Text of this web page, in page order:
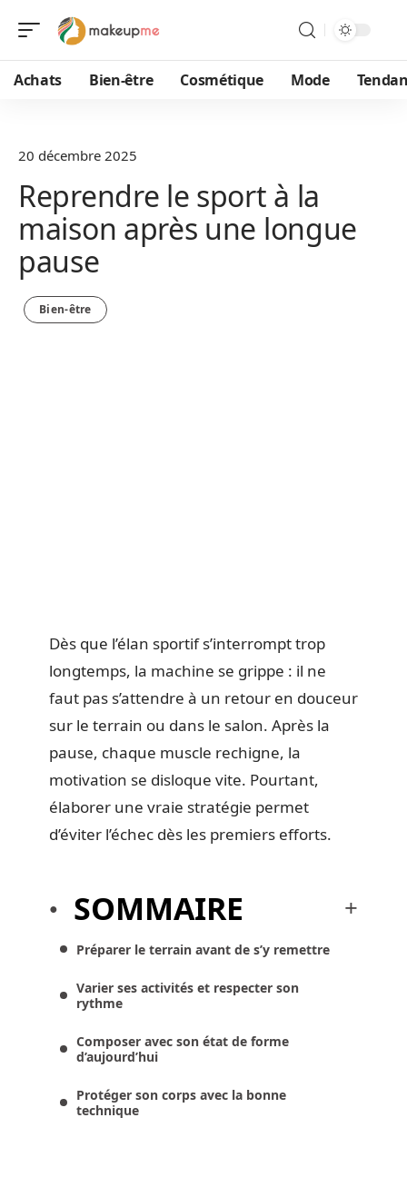
Achats Bien-être Cosmétique Mode
20 décembre 2025
Reprendre le sport à la
maison après une longue
pause
Bien-être
Dès que l’élan sportif s’interrompt trop
longtemps, la machine se grippe : il ne
faut pas s’attendre à un retour en douceur
sur le terrain ou dans le salon. Après la
pause, chaque muscle rechigne, la
motivation se disloque vite. Pourtant,
élaborer une vraie stratégie permet
d’éviter l’échec dès les premiers efforts.
SOMMAIRE
Préparer le terrain avant de s’y remettre
Varier ses activités et respecter son
rythme
Composer avec son état de forme
d’aujourd’hui
Protéger son corps avec la bonne
technique